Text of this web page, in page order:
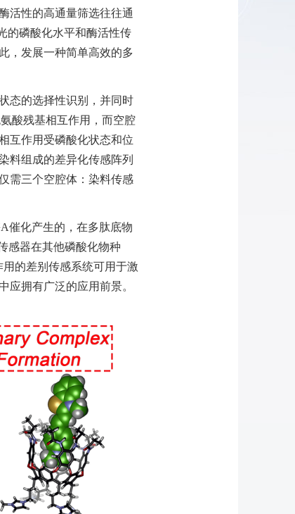
活性的高通量筛选往往通
的磷酸化水平和酶活性传
，发展一种简单高效的多
态的选择性识别，并同时
酸残基相互作用，而空腔
互作用受磷酸化状态和位
料组成的差异化传感阵列
需三个空腔体：染料传感
A催化产生的，在多肽底物
感器在其他磷酸化物种
的差别传感系统可用于激
应拥有广泛的应用前景。